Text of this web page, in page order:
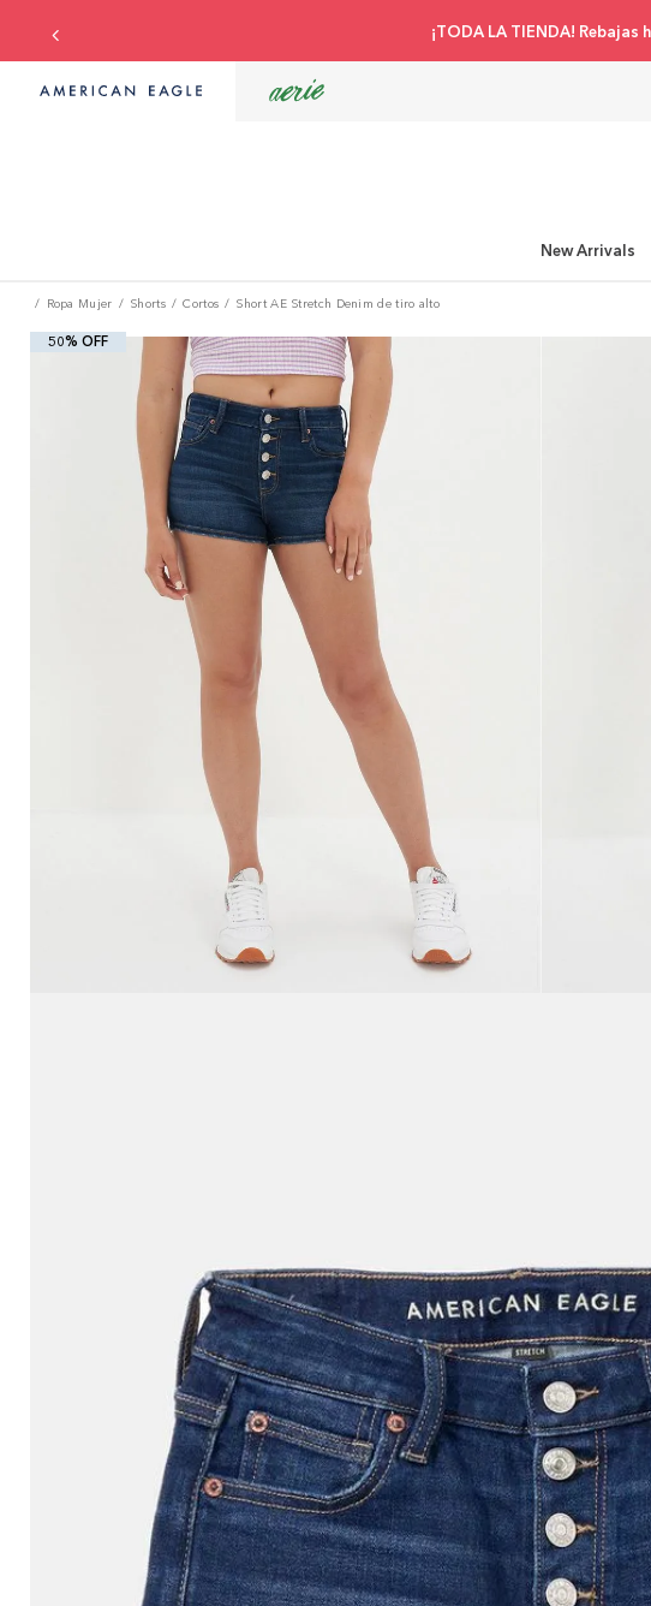
¡TODA LA TIENDA! Rebajas
New Arrivals
Ropa Mujer Shorts Cortos Short AE Stretch Denim de tiro alto
50% OFF